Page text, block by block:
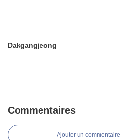
Dakgangjeong
Commentaires
Ajouter un commentaire